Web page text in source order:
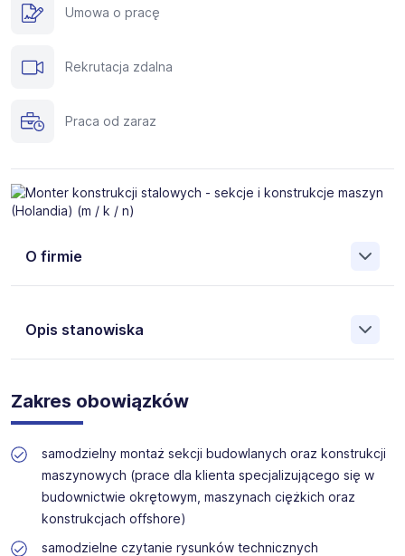
Umowa o pracę
Rekrutacja zdalna
Praca od zaraz
O firmie
granicą. Pomożemy Ci znaleźć pracę w takich krajach, jak:
Niemcy, Austria, Holandia, Belgia, Islandia, Norwegia,
Oferujemy szeroki wybór stanowisk w branżach
technicznych, produkcyjnych i budowlanych. Nasz zespół
zapewnia wsparcie na każdym etapie rekrutacji.
Opis stanowiska
oznacza, że ogłoszenie jest skierowane do wszystkich
osób, niezależnie od ich tożsamości płciowej, w tym
użytych oznaczeń jest przypadkowa, nie stanowi
kryterium różnicującego i nie ma wpływu na ocenę
kandydatów ani na przebieg i wynik procesu
rekrutacyjnego. Proces rekrutacji prowadzony jest z
poszanowaniem zasady równego traktowania i
niedyskryminacji.
Zakres obowiązków
samodzielny montaż sekcji budowlanych oraz konstrukcji
maszynowych (prace dla klienta specjalizującego się w
budownictwie okrętowym, maszynach ciężkich oraz
konstrukcjach offshore)
samodzielne czytanie rysunków technicznych